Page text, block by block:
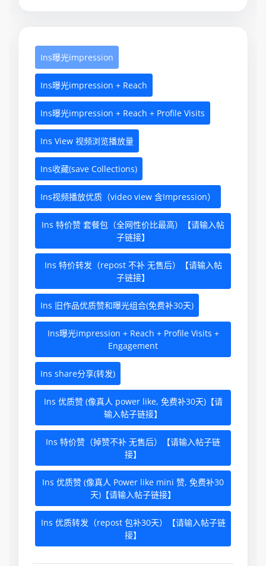
Ins曝光impression
Ins曝光impression + Reach
Ins曝光impression + Reach + Profile Visits
Ins View 视频浏览播放量
Ins收藏(save Collections)
Ins视频播放优质（video view 含Impression）
Ins 特价赞 套餐包（全网性价比最高）【请输入帖
子链接】
Ins 特价转发（repost 不补 无售后）【请输入帖
子链接】
Ins 旧作品优质赞和曝光组合(免费补30天)
Ins曝光impression + Reach + Profile Visits +
Engagement
Ins share分享(转发)
Ins 优质赞 (像真人 power like, 免费补30天)【请
输入帖子链接】
Ins 特价赞（掉赞不补 无售后）【请输入帖子链
接】
Ins 优质赞 (像真人 Power like mini 赞, 免费补30
天)【请输入帖子链接】
Ins 优质转发（repost 包补30天）【请输入帖子链
接】